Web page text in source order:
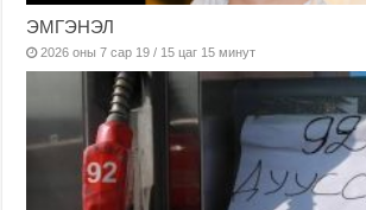
ЭМГЭНЭЛ
2026 оны 7 сар 19 / 15 цаг 15 минут